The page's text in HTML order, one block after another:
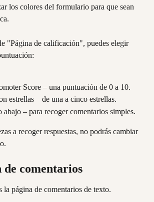
los colores del formulario para que sean
"Página de calificación", puedes elegir
Score – una puntuación de 0 a 10.
estrellas – de una a cinco estrellas.
abajo – para recoger comentarios simples.
a recoger respuestas, no podrás cambiar
de comentarios
la página de comentarios de texto.